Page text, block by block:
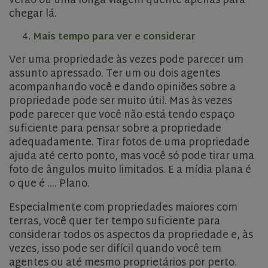
chegar lá.
Mais tempo para ver e considerar
Ver uma propriedade às vezes pode parecer um
assunto apressado. Ter um ou dois agentes
acompanhando você e dando opiniões sobre a
propriedade pode ser muito útil. Mas às vezes
pode parecer que você não está tendo espaço
suficiente para pensar sobre a propriedade
adequadamente. Tirar fotos de uma propriedade
ajuda até certo ponto, mas você só pode tirar uma
foto de ângulos muito limitados. E a mídia plana é
o que é .... Plano.
Especialmente com propriedades maiores com
terras, você quer ter tempo suficiente para
considerar todos os aspectos da propriedade e, às
vezes, isso pode ser difícil quando você tem
agentes ou até mesmo proprietários por perto.
rsa .roomsketcher.com
VISITOR_PRIVACY_METADATA
YouTube
.youtube.com
5 months
4 weeks
Google
Privacy Policy